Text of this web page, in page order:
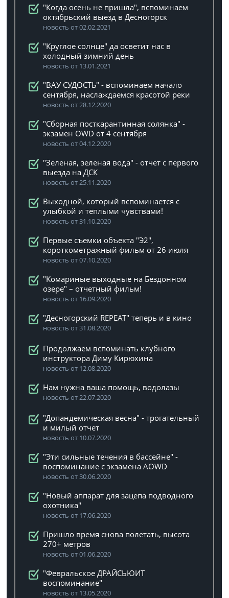
"Когда осень не пришла", вспоминаем
октябрьский выезд в Десногорск
новость от 02.02.2021
"Круглое солнце" да осветит нас в
холодный зимний день
новость от 13.01.2021
"ВАУ СУДОСТЬ" - вспоминаем начало
сентября, наслаждаемся красотой реки
новость от 28.12.2020
"Сборная посткарантинная солянка" -
экзамен OWD от 4 сентября
новость от 04.12.2020
"Зеленая, зеленая вода" - отчет с первого
выезда на ДСК
новость от 25.11.2020
Выходной, который вспоминается с
улыбкой и теплыми чувствами!
новость от 31.10.2020
Первые съемки объекта "Э2",
короткометражный фильм от 26 июля
новость от 07.10.2020
"Комариные выходные на Бездонном
озере" – отчетный фильм!
новость от 16.09.2020
"Десногорский REPEAT" теперь и в кино
новость от 31.08.2020
Продолжаем вспоминать клубного
инструктора Диму Кирюхина
новость от 12.08.2020
Нам нужна ваша помощь, водолазы
новость от 22.07.2020
"Допандемическая весна" - трогательный
и милый отчет
новость от 10.07.2020
"Эти сильные течения в бассейне" -
воспоминание с экзамена AOWD
новость от 30.06.2020
"Новый аппарат для зацепа подводного
охотника"
новость от 17.06.2020
Пришло время снова полетать, высота
270+ метров
новость от 01.06.2020
"Февральское ДРАЙСЬЮИТ
воспоминание"
новость от 13.05.2020